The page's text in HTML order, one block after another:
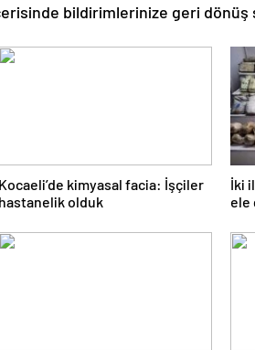
bildirimlerinize geri dönüş
Kocaeli’de kimyasal facia: İşçiler
hastanelik olduk
İki
ele